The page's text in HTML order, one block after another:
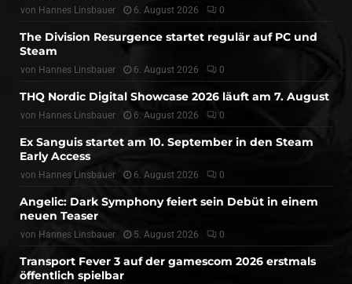
von Hannes Linsbauer 6. August 2026 0
The Division Resurgence startet regulär auf PC und
Steam
von Hannes Linsbauer 6. August 2026 0
THQ Nordic Digital Showcase 2026 läuft am 7. August
von Hannes Linsbauer 6. August 2026 0
Ex Sanguis startet am 10. September in den Steam
Early Access
von Hannes Linsbauer 6. August 2026 0
Angelic: Dark Symphony feiert sein Debüt in einem
neuen Teaser
von Hannes Linsbauer 5. August 2026 0
Transport Fever 3 auf der gamescom 2026 erstmals
öffentlich spielbar